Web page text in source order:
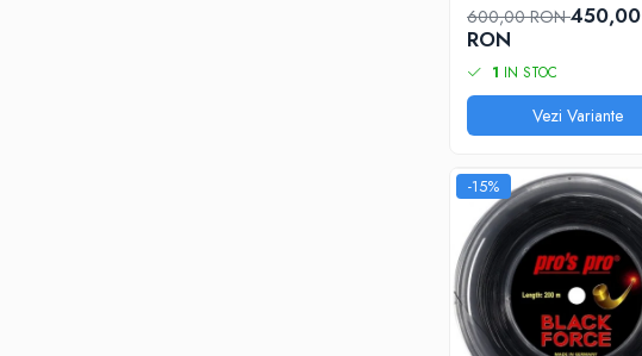
600,00 RON450,00
RON
1 IN STOC
Vezi Variante
-15%